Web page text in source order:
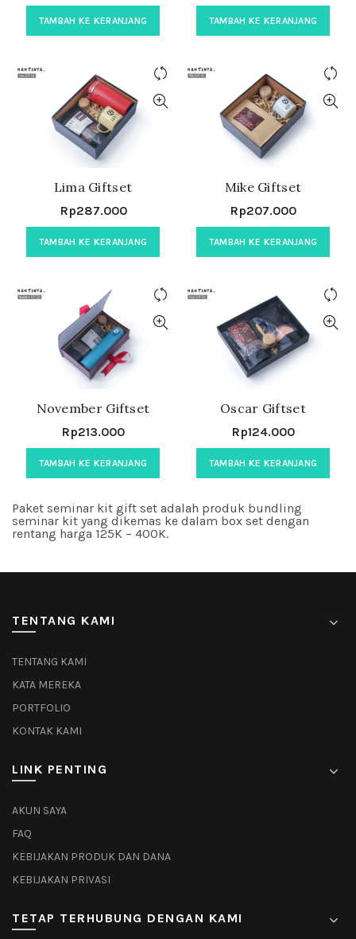
TAMBAH KE KERANJANG TAMBAH KE KERANJANG
Lima Giftset
Rp287.000
TAMBAH KE KERANJANG
Mike Giftset
Rp207.000
TAMBAH KE KERANJANG
November Giftset
Rp213.000
TAMBAH KE KERANJANG
Oscar Giftset
Rp124.000
TAMBAH KE KERANJANG
Paket seminar kit gift set adalah produk bundling
seminar kit yang dikemas ke dalam box set dengan
rentang harga 125K – 400K.
TENTANG KAMI
TENTANG KAMI
KATA MEREKA
PORTFOLIO
KONTAK KAMI
LINK PENTING
AKUN SAYA
FAQ
KEBIJAKAN PRODUK DAN DANA
KEBIJAKAN PRIVASI
TETAP TERHUBUNG DENGAN KAMI